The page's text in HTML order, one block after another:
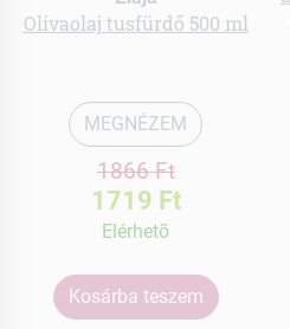
Olívaolaj tusfürdő 500 ml
MEGNÉZEM
1866 Ft
1719 Ft
Elérhetõ
Kosárba teszem